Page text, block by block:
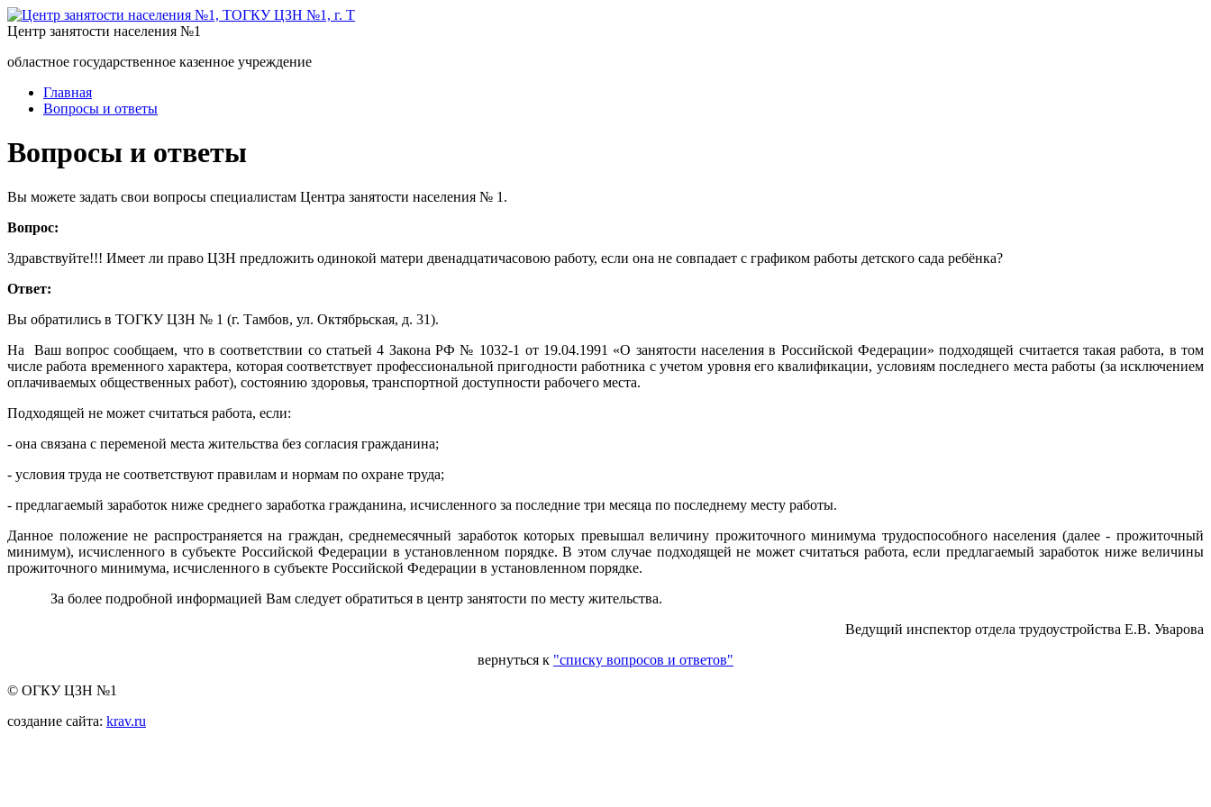
Центр занятости населения №1
областное государственное казенное учреждение
Главная
Вопросы и ответы
Вопросы и ответы
Вы можете задать свои вопросы специалистам Центра занятости населения № 1.
Вопрос:
Здравствуйте!!! Имеет ли право ЦЗН предложить одинокой матери двенадцатичасовою работу, если она не совпадает с графиком работы детского сада ребёнка?
Ответ:
Вы обратились в ТОГКУ ЦЗН № 1 (г. Тамбов, ул. Октябрьская, д. 31).
На Ваш вопрос сообщаем, что в соответствии со статьей 4 Закона РФ № 1032-1 от 19.04.1991 «О занятости населения в Российской Федерации» подходящей считается такая работа, в том
числе работа временного характера, которая соответствует профессиональной пригодности работника с учетом уровня его квалификации, условиям последнего места работы (за исключением
оплачиваемых общественных работ), состоянию здоровья, транспортной доступности рабочего места.
Подходящей не может считаться работа, если:
- она связана с переменой места жительства без согласия гражданина;
- условия труда не соответствуют правилам и нормам по охране труда;
- предлагаемый заработок ниже среднего заработка гражданина, исчисленного за последние три месяца по последнему месту работы.
Данное положение не распространяется на граждан, среднемесячный заработок которых превышал величину прожиточного минимума трудоспособного населения (далее - прожиточный
минимум), исчисленного в субъекте Российской Федерации в установленном порядке. В этом случае подходящей не может считаться работа, если предлагаемый заработок ниже величины
прожиточного минимума, исчисленного в субъекте Российской Федерации в установленном порядке.
За более подробной информацией Вам следует обратиться в центр занятости по месту жительства.
Ведущий инспектор отдела трудоустройства Е.В. Уварова
вернуться к "списку вопросов и ответов"
© ОГКУ ЦЗН №1
создание сайта: krav.ru